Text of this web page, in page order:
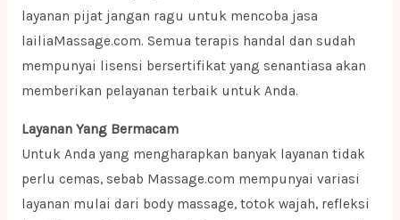
layanan pijat jangan ragu untuk mencoba jasa
lailiaMassage.com. Semua terapis handal dan sudah
mempunyai lisensi bersertifikat yang senantiasa akan
memberikan pelayanan terbaik untuk Anda.
Layanan Yang Bermacam
Untuk Anda yang mengharapkan banyak layanan tidak
perlu cemas, sebab Massage.com mempunyai variasi
layanan mulai dari body massage, totok wajah, refleksi